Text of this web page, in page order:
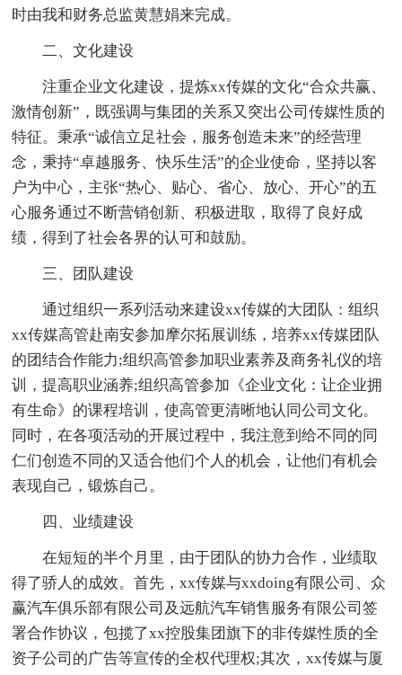
时由我和财务总监黄慧娟来完成。
二、文化建设
注重企业文化建设，提炼xx传媒的文化“合众共赢、
激情创新”，既强调与集团的关系又突出公司传媒性质的
特征。秉承“诚信立足社会，服务创造未来”的经营理
念，秉持“卓越服务、快乐生活”的企业使命，坚持以客
户为中心，主张“热心、贴心、省心、放心、开心”的五
心服务通过不断营销创新、积极进取，取得了良好成
绩，得到了社会各界的认可和鼓励。
三、团队建设
通过组织一系列活动来建设xx传媒的大团队：组织
xx传媒高管赴南安参加摩尔拓展训练，培养xx传媒团队
的团结合作能力;组织高管参加职业素养及商务礼仪的培
训，提高职业涵养;组织高管参加《企业文化：让企业拥
有生命》的课程培训，使高管更清晰地认同公司文化。
同时，在各项活动的开展过程中，我注意到给不同的同
仁们创造不同的又适合他们个人的机会，让他们有机会
表现自己，锻炼自己。
四、业绩建设
在短短的半个月里，由于团队的协力合作，业绩取
得了骄人的成效。首先，xx传媒与xxdoing有限公司、众
赢汽车俱乐部有限公司及远航汽车销售服务有限公司签
署合作协议，包揽了xx控股集团旗下的非传媒性质的全
资子公司的广告等宣传的全权代理权;其次，xx传媒与厦